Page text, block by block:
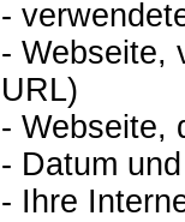
-
- Webseite,
URL)
- Webseite,
- Datum
- Ihre